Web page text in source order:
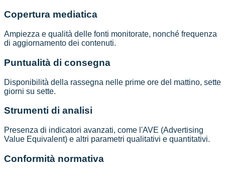
Copertura mediatica
Ampiezza e qualità delle fonti monitorate, nonché frequenza
di aggiornamento dei contenuti.
Puntualità di consegna
Disponibilità della rassegna nelle prime ore del mattino, sette
giorni su sette.
Strumenti di analisi
Presenza di indicatori avanzati, come l'AVE (Advertising
Value Equivalent) e altri parametri qualitativi e quantitativi.
Conformità normativa